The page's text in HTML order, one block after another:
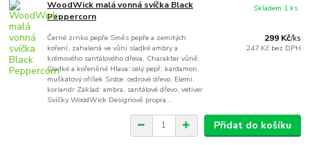
WoodWick malá vonná svíčka Black
Peppercorn
Černé zrnko pepře Směs pepře a zemitých
koření, zahalená ve vůni sladké ambry a
krémového santálového dřeva. Charakter vůně:
Sladké a kořeněné Hlava: celý pepř, kardamon,
muškátový oříšek Srdce: cedrové dřevo, Elemi,
koriandr Základ: ambra, santálové dřevo, vetiver
Svíčky WoodWick Designově propra...
299 Kč/ks
247 Kč bez DPH
Skladem 1 ks
Přidat do košíku